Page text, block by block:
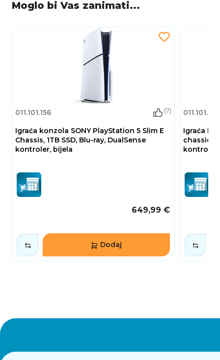
bežična povezanost osiguravaju udobnost i
slobodu kretanja tijekom dugih gaming sesija.
potpuno digitalno, brzo i uranjajuće gaming
iskustvo bez kompromisa u kvaliteti i
Moglo bi Vas zanimati...
011.101.156 (7)
Igraća konzola SONY PlayStation 5 Slim E
Chassis, 1TB SSD, Blu-ray, DualSense
kontroler, bijela
649,99 €
Dodaj
011.101.162
Igraća
chassic +